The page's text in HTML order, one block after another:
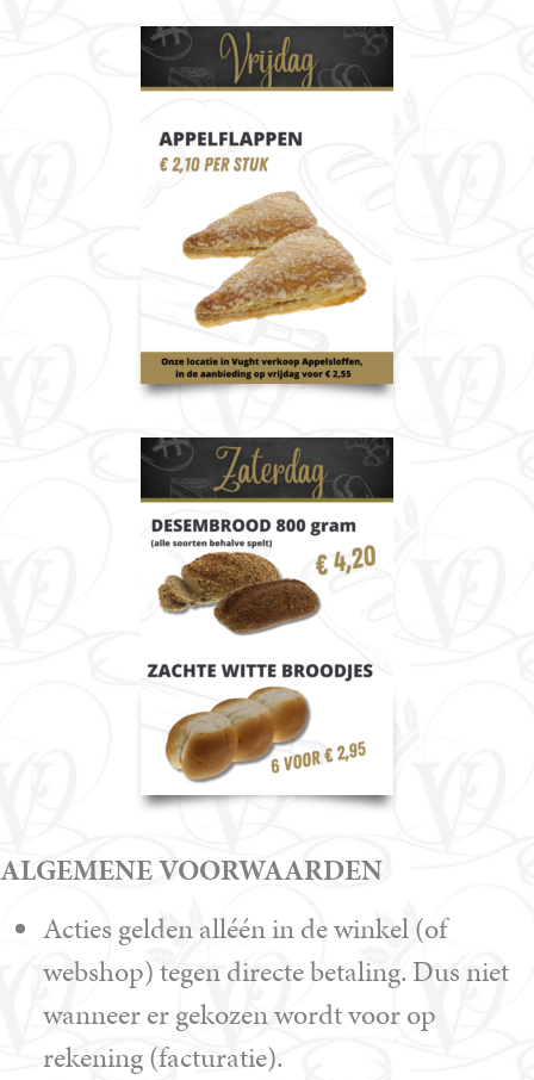
ALGEMENE VOORWAARDEN
Acties gelden alléén in de winkel (of
webshop) tegen directe betaling. Dus niet
wanneer er gekozen wordt voor op
rekening (facturatie).